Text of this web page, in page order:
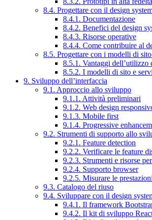
8.4. Progettare con il design
8.4.1. Documentazione
8.4.2. Benefici del design
8.4.3. Risorse operative
8.4.4. Come contribuire al
8.5. Progettare con i modelli di
8.5.1. Vantaggi dell’utilizzo
8.5.2. I modelli di sito e
9. Sviluppo dell’interfaccia
9.1. Approccio allo sviluppo
9.1.1. Attività preliminari
9.1.2. Web design
9.1.3. Mobile first
9.1.4. Progressive
9.2. Strumenti di supporto allo
9.2.1. Feature detection
9.2.2. Verificare le feature
9.2.3. Strumenti e risorse
9.2.4. Supporto browser
9.2.5. Misurare le prestazioni
9.3. Catalogo del riuso
9.4. Sviluppare con il design
9.4.1. Il framework
9.4.2. Il kit di sviluppo